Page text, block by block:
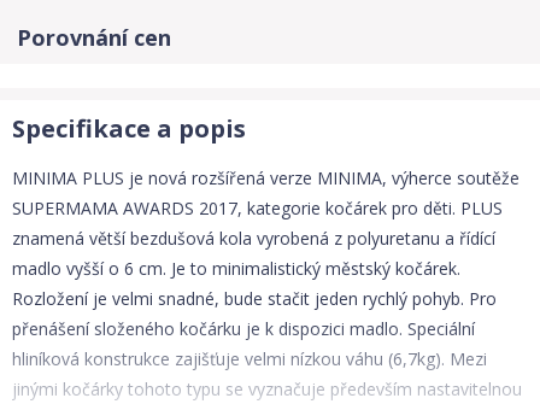
Porovnání cen
Specifikace a popis
MINIMA PLUS je nová rozšířená verze MINIMA, výherce soutěže
SUPERMAMA AWARDS 2017, kategorie kočárek pro děti. PLUS
znamená větší bezdušová kola vyrobená z polyuretanu a řídící
madlo vyšší o 6 cm. Je to minimalistický městský kočárek.
Rozložení je velmi snadné, bude stačit jeden rychlý pohyb. Pro
přenášení složeného kočárku je k dispozici madlo. Speciální
hliníková konstrukce zajišťuje velmi nízkou váhu (6,7kg). Mezi
jinými kočárky tohoto typu se vyznačuje především nastavitelnou